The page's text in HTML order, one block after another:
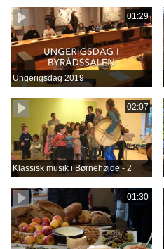
01:29
Ungerigsdag 2019
02:07
Klassisk musik i Børnehøjde - 2
01:30